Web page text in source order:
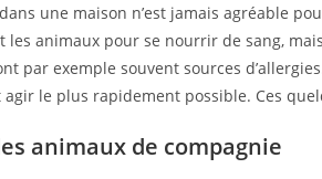
une maison n’est jamais agréable
les animaux pour se nourrir de sang,
par exemple souvent sources
le plus rapidement possible. Ces
animaux de compagnie